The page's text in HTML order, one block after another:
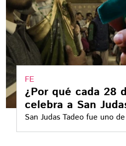
FE
¿Por qué cada 28
celebra a San
San Judas Tadeo fue uno
Jesús y primo hermano del